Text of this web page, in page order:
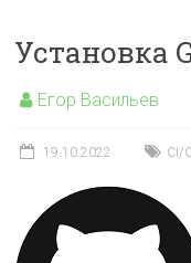
Установка
Егор Васильев
19.10.2022 CI/